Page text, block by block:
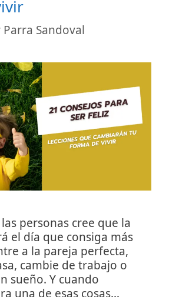
Parra Sandoval
personas cree que la
el día que consiga más
a la pareja perfecta,
cambie de trabajo o
sueño. Y cuando
una de esas cosas…